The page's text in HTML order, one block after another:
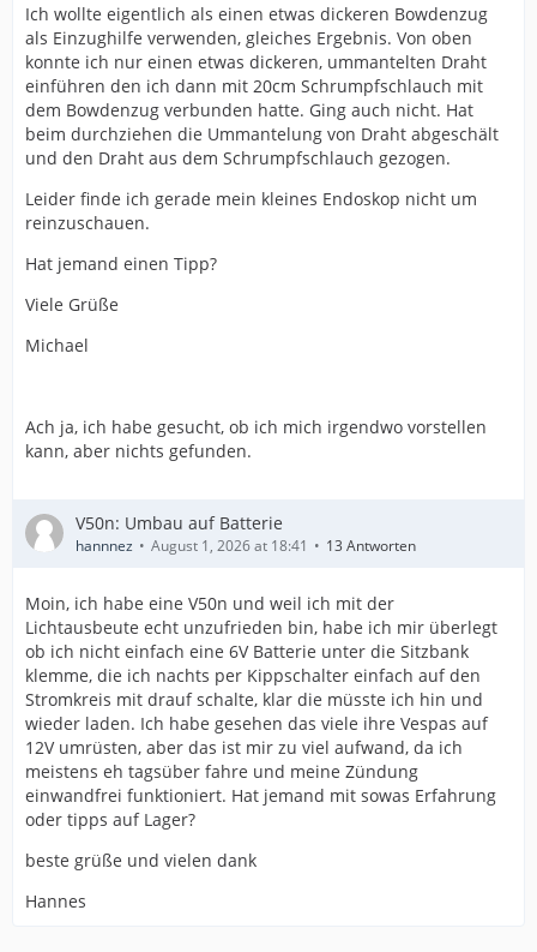
Ich wollte eigentlich als einen etwas dickeren Bowdenzug
als Einzughilfe verwenden, gleiches Ergebnis. Von oben
konnte ich nur einen etwas dickeren, ummantelten Draht
einführen den ich dann mit 20cm Schrumpfschlauch mit
dem Bowdenzug verbunden hatte. Ging auch nicht. Hat
beim durchziehen die Ummantelung von Draht abgeschält
und den Draht aus dem Schrumpfschlauch gezogen.
Leider finde ich gerade mein kleines Endoskop nicht um
reinzuschauen.
Hat jemand einen Tipp?
Viele Grüße
Michael
Ach ja, ich habe gesucht, ob ich mich irgendwo vorstellen
kann, aber nichts gefunden.
V50n: Umbau auf Batterie
hannnez August 1, 2026 at 18:41 13 Antworten
Moin, ich habe eine V50n und weil ich mit der
Lichtausbeute echt unzufrieden bin, habe ich mir überlegt
ob ich nicht einfach eine 6V Batterie unter die Sitzbank
klemme, die ich nachts per Kippschalter einfach auf den
Stromkreis mit drauf schalte, klar die müsste ich hin und
wieder laden. Ich habe gesehen das viele ihre Vespas auf
12V umrüsten, aber das ist mir zu viel aufwand, da ich
meistens eh tagsüber fahre und meine Zündung
einwandfrei funktioniert. Hat jemand mit sowas Erfahrung
oder tipps auf Lager?
beste grüße und vielen dank
Hannes